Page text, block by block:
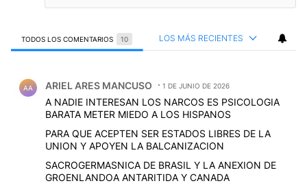
TODOS LOS COMENTARIOS 10 LOS MÁS RECIENTES
AA ARIEL ARES MANCUSO 1 DE JUNIO DE 2026
A NADIE INTERESAN LOS NARCOS ES PSICOLOGIA
BARATA METER MIEDO A LOS HISPANOS
PARA QUE ACEPTEN SER ESTADOS LIBRES DE LA
UNION Y APOYEN LA BALCANIZACION
SACROGERMASNICA DE BRASIL Y LA ANEXION DE
GROENLANDOA ANTARITIDA Y CANADA